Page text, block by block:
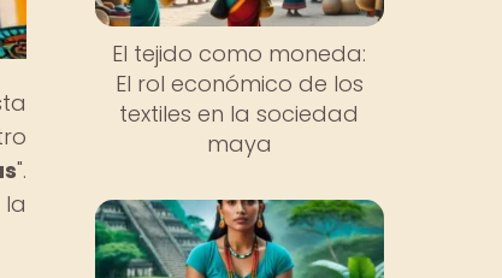
".
El tejido como moneda:
El rol económico de los
textiles en la sociedad
maya